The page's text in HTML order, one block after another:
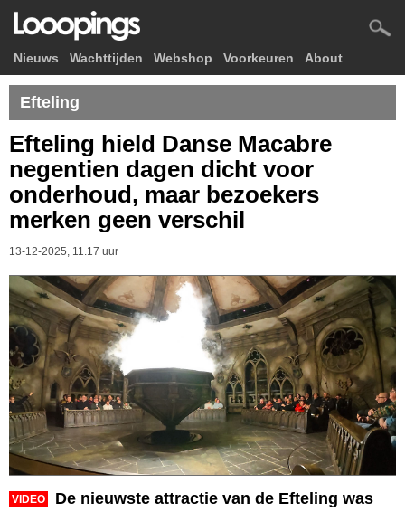
Nieuws Wachttijden Webshop Voorkeuren About
Efteling
Efteling hield Danse Macabre
negentien dagen dicht voor
onderhoud, maar bezoekers
merken geen verschil
13-12-2025, 11.17 uur
VIDEO
De nieuwste attractie van de Efteling was